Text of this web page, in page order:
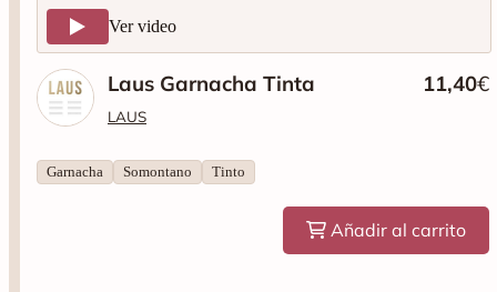
Ver video
Laus Garnacha Tinta
LAUS
11,40€
Garnacha Somontano Tinto
Añadir al carrito